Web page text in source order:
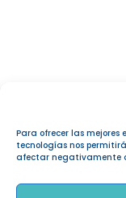
Para ofrecer las
tecnologías nos
afectar negativamente